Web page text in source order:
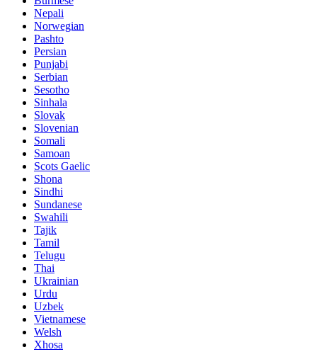
Nepali
Norwegian
Pashto
Persian
Punjabi
Serbian
Sesotho
Sinhala
Slovak
Slovenian
Somali
Samoan
Scots Gaelic
Shona
Sindhi
Sundanese
Swahili
Tajik
Tamil
Telugu
Thai
Ukrainian
Urdu
Uzbek
Vietnamese
Welsh
Xhosa